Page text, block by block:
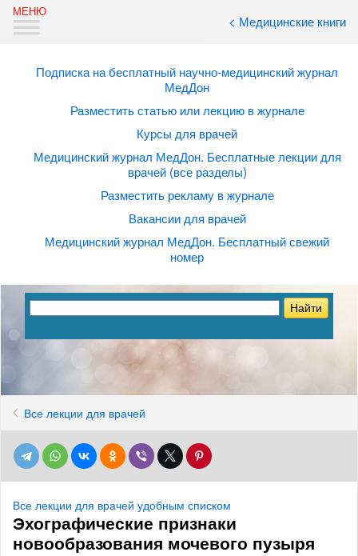
< Медицинские книги
Подписка на бесплатный научно-медицинский журнал
МедДон
Разместить статью или лекцию в журнале
Курсы для врачей
Медицинский журнал МедДон. Бесплатные лекции для
врачей (все разделы)
Разместить рекламу в журнале
Вакансии для врачей
Медицинский журнал МедДон. Бесплатный свежий
номер
Все лекции для врачей
Все лекции для врачей удобным списком
Эхографические признаки
новообразования мочевого пузыря